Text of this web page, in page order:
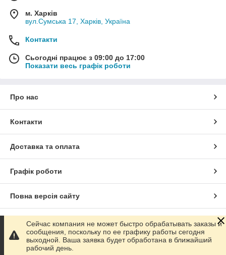
м. Харків
вул.Сумська 17, Харків, Україна
Контакти
Сьогодні працює з 09:00 до 17:00
Показати весь графік роботи
Про нас
Контакти
Доставка та оплата
Графік роботи
Повна версія сайту
Сайт створено на маркетплейсі Prom.ua
Політика конфіденційності
Сейчас компания не может быстро обрабатывать заказы и
сообщения, поскольку по ее графику работы сегодня
выходной. Ваша заявка будет обработана в ближайший
рабочий день.